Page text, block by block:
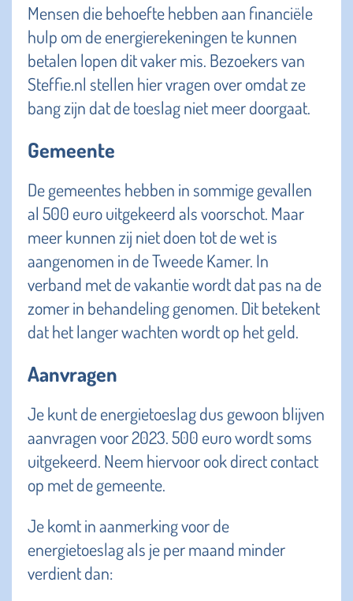
Mensen die behoefte hebben aan financiële
hulp om de energierekeningen te kunnen
betalen lopen dit vaker mis. Bezoekers van
Steffie.nl stellen hier vragen over omdat ze
bang zijn dat de toeslag niet meer doorgaat.
Gemeente
De gemeentes hebben in sommige gevallen
al 500 euro uitgekeerd als voorschot. Maar
meer kunnen zij niet doen tot de wet is
aangenomen in de Tweede Kamer. In
verband met de vakantie wordt dat pas na de
zomer in behandeling genomen. Dit betekent
dat het langer wachten wordt op het geld.
Aanvragen
Je kunt de energietoeslag dus gewoon blijven
aanvragen voor 2023. 500 euro wordt soms
uitgekeerd. Neem hiervoor ook direct contact
op met de gemeente.
Je komt in aanmerking voor de
energietoeslag als je per maand minder
verdient dan: